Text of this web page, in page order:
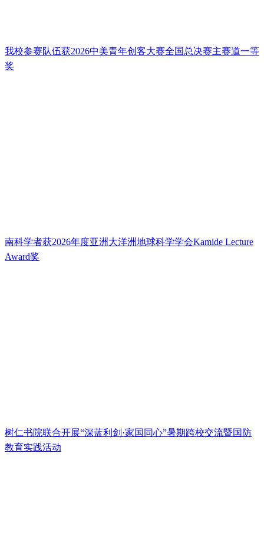
我校参赛队伍获2026中美青年创客大赛全国总决赛主赛道一等
奖
南科学者获2026年度亚洲大洋洲地球科学学会Kamide Lecture
Award奖
树仁书院联合开展“深蓝利剑·家国同心”暑期跨校交流暨国防
教育实践活动